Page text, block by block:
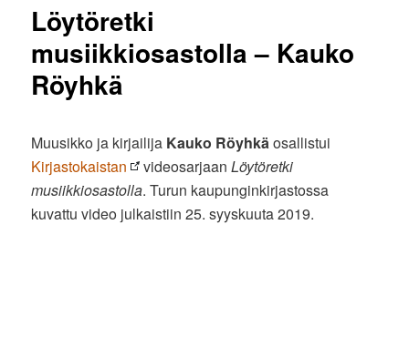
Löytöretki
musiikkiosastolla – Kauko
Röyhkä
Muusikko ja kirjailija Kauko Röyhkäosallistui
Kirjastokaistan
videosarjaanLöytöretki
musiikkiosastolla. Turun kaupunginkirjastossa
kuvattu video julkaistiin 25. syyskuuta 2019.